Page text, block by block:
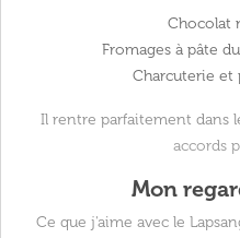
Chocolat
Fromages à pâte
Charcuterie et
Il rentre parfaitement dans
accords
Mon
Ce que j'aime avec le